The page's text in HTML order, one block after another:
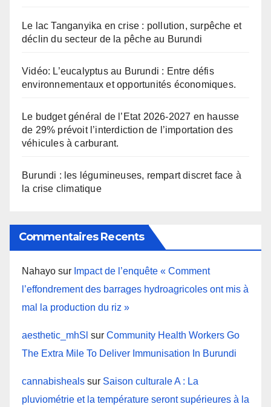
Le lac Tanganyika en crise : pollution, surpêche et
déclin du secteur de la pêche au Burundi
Vidéo: L’eucalyptus au Burundi : Entre défis
environnementaux et opportunités économiques.
Le budget général de l’Etat 2026-2027 en hausse
de 29% prévoit l’interdiction de l’importation des
véhicules à carburant.
Burundi : les légumineuses, rempart discret face à
la crise climatique
Commentaires Recents
Nahayo sur Impact de l’enquête « Comment
l’effondrement des barrages hydroagricoles ont mis à
mal la production du riz »
aesthetic_mhSl sur Community Health Workers Go
The Extra Mile To Deliver Immunisation In Burundi
cannabisheals sur Saison culturale A : La
pluviométrie et la température seront supérieures à la